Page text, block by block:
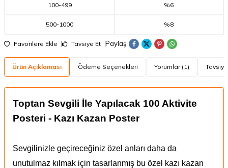
100-499 %6
500-1000 %8
Favorilere Ekle Tavsiye Et Paylaş
Ürün Açıklaması Ödeme Seçenekleri Yorumlar (1)
Toptan Sevgili İle Yapılacak 100 Aktivite
Posteri - Kazı Kazan Poster
Sevgilinizle geçireceğiniz özel anları daha da
unutulmaz kılmak için tasarlanmış bu özel kazı kazan